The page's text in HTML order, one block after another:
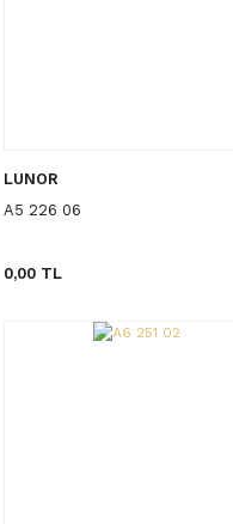
LUNOR
A5 226 06
0,00 TL